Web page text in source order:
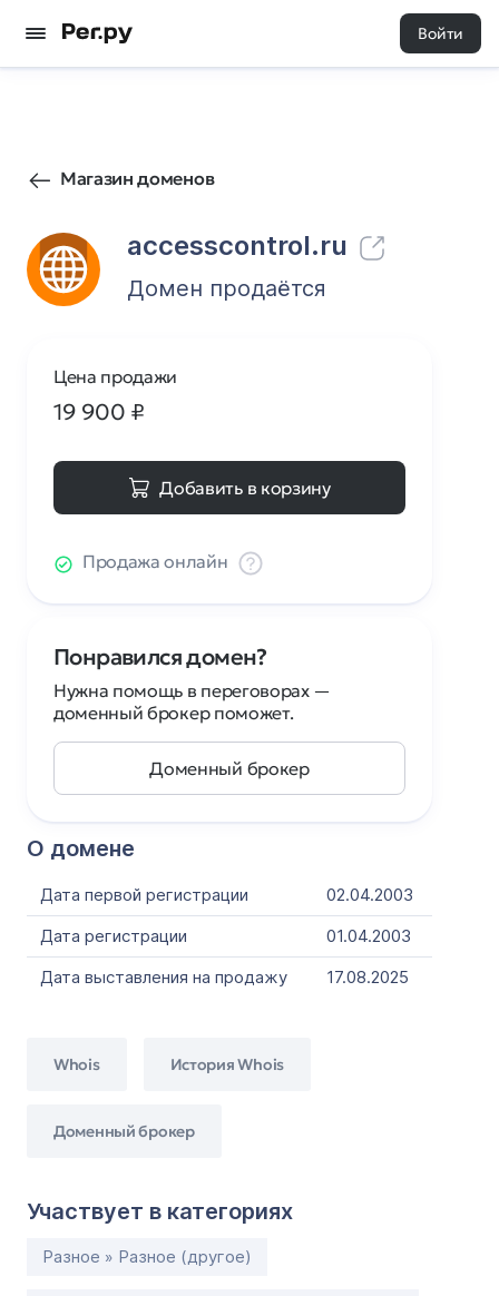
Войти
Магазин доменов
accesscontrol.ru
65 0
Домен продаётся
О домене
Дата первой регистрации
02.04.2003
Дата регистрации
01.04.2003
Дата выставления на продажу
17.08.2025
Whois История Whois
Доменный брокер
Участвует в категориях
Разное » Разное (другое)
Цена продажи
19 900 ₽
Добавить в корзину
Продажа онлайн
Понравился домен?
Нужна помощь в переговорах —
доменный брокер поможет.
Доменный брокер